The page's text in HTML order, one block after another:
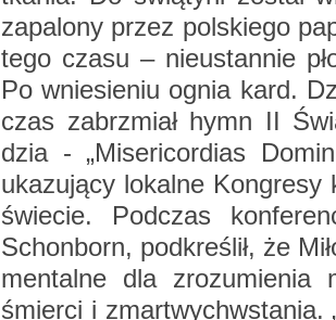
za­pa­lo­ny przez pol­skie­go
tego czasu – nie­ustan­nie
Po wnie­sie­niu ognia kard.
czas za­brzmiał hymn II
dzia - „Mi­se­ri­cor­dias
uka­zu­ją­cy lo­kal­ne Kon­gre­sy
świe­cie. Pod­czas
Schon­born, pod­kre­ślił, że
men­tal­ne dla zro­zu­mie­nia
śmier­ci i zmar­twych­wsta­nia.